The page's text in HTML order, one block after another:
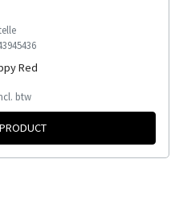
Red
btw